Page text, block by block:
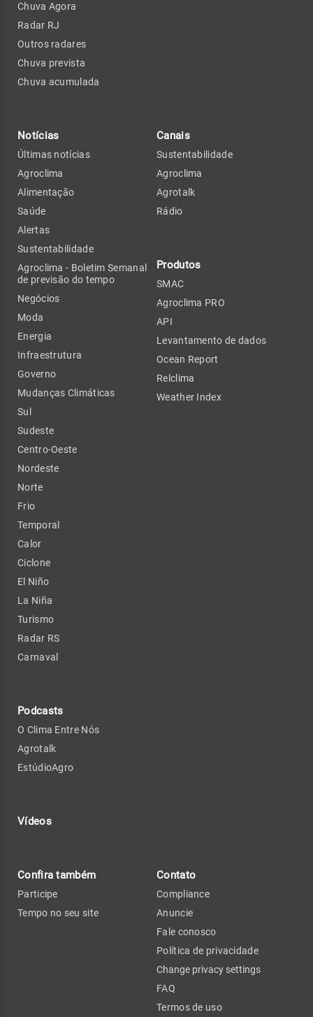
Chuva Agora
Radar RJ
Outros radares
Chuva prevista
Chuva acumulada
Notícias
Últimas notícias
Agroclima
Alimentação
Saúde
Alertas
Sustentabilidade
Agroclima - Boletim Semanal
de previsão do tempo
Negócios
Moda
Energia
Infraestrutura
Governo
Mudanças Climáticas
Sul
Sudeste
Centro-Oeste
Nordeste
Norte
Frio
Temporal
Calor
Ciclone
El Niño
La Niña
Turismo
Radar RS
Carnaval
Podcasts
O Clima Entre Nós
Agrotalk
EstúdioAgro
Vídeos
Canais
Sustentabilidade
Agroclima
Agrotalk
Rádio
Produtos
SMAC
Agroclima PRO
API
Levantamento de dados
Ocean Report
Relclima
Weather Index
Confira também
Participe
Tempo no seu site
Contato
Compliance
Anuncie
Fale conosco
Política de privacidade
Change privacy settings
FAQ
Termos de uso